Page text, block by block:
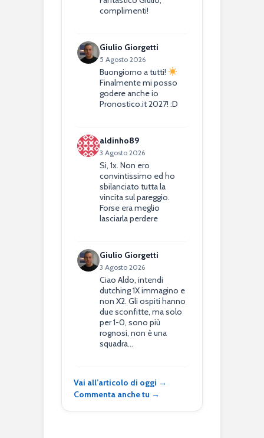
complimenti!
Giulio Giorgetti
5 Agosto 2026
Buongiorno a tutti!
Finalmente mi posso
godere anche io
Pronostico.it 2027! :D
aldinho89
3 Agosto 2026
Si, 1x. Non ero
convintissimo ed ho
sbilanciato tutta la
vincita sul pareggio.
Forse era meglio
lasciarla perdere
Giulio Giorgetti
3 Agosto 2026
Ciao Aldo, intendi
dutching 1X immagino e
non X2. Gli ospiti hanno
due sconfitte, ma solo
per 1-0, sono più
rognosi, non è una
squadra…
Vai all’articolo di oggi →
Commenta anche tu →